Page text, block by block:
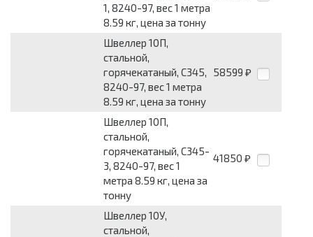
1, 8240-97, вес 1 метра
8.59 кг, цена за тонну
Швеллер 10П,
стальной,
горячекатаный, С345,
8240-97, вес 1 метра
8.59 кг, цена за тонну
58599 ₽
Швеллер 10П,
стальной,
горячекатаный, С345-
3, 8240-97, вес 1
метра 8.59 кг, цена за
тонну
41850 ₽
Швеллер 10У,
стальной,